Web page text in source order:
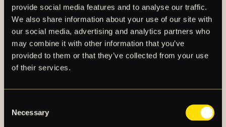
provide social media features and to analyse our traffic.
We also share information about your use of our site with
our social media, advertising and analytics partners who
may combine it with other information that you’ve
provided to them or that they’ve collected from your use
of their services.
Selection
Necessary
FLER NYHETER